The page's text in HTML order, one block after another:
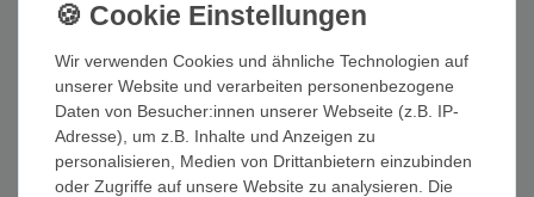
Bestseller
Top Serie Flussstein Handwaschbecken
Naturstein Waschschale Stein Findling Natur
76,99 € *
In den Warenkorb
Wir verwenden Cookies und ähnliche Technologien auf
unserer Website und verarbeiten personenbezogene
Daten von Besucher:innen unserer Webseite (z.B. IP-
Adresse), um z.B. Inhalte und Anzeigen zu
personalisieren, Medien von Drittanbietern einzubinden
oder Zugriffe auf unsere Website zu analysieren. Die